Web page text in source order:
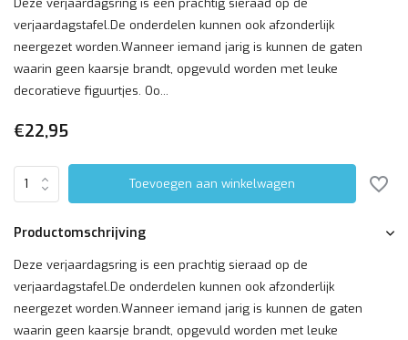
Deze verjaardagsring is een prachtig sieraad op de
verjaardagstafel.De onderdelen kunnen ook afzonderlijk
neergezet worden.Wanneer iemand jarig is kunnen de gaten
waarin geen kaarsje brandt, opgevuld worden met leuke
decoratieve figuurtjes. Oo...
€22,95
Toevoegen aan winkelwagen
Productomschrijving
Deze verjaardagsring is een prachtig sieraad op de
verjaardagstafel.De onderdelen kunnen ook afzonderlijk
neergezet worden.Wanneer iemand jarig is kunnen de gaten
waarin geen kaarsje brandt, opgevuld worden met leuke